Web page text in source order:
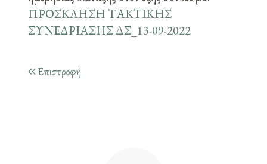
ΠΡΟΣΚΛΗΣΗ ΤΑΚΤΙΚΗΣ
ΣΥΝΕΔΡΙΑΣΗΣ ΔΣ_13-09-2022
Επιστροφή